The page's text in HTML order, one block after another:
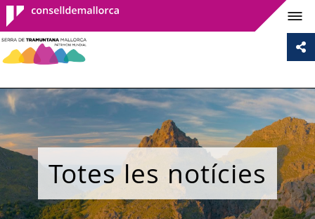
Consell de
Mallorca
Totes les notícies